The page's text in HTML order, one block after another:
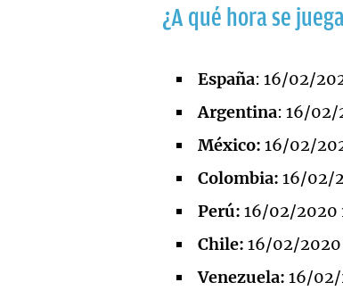
¿A qué hora se
España: 16/02/
Argentina: 16/02/
México: 16/02/
Colombia: 16/02/
Perú: 16/02/2020
Chile: 16/02/2020
Venezuela: 16/02/